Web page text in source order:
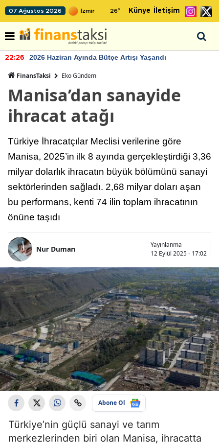
07 Ağustos 2026 26° Künye İletişim
22:26 2026 Haziran Ayında Bütçe Artışı Yaşandı
FinansTaksi Eko Gündem
Manisa’dan sanayide
ihracat atağı
Türkiye İhracatçılar Meclisi verilerine göre
Manisa, 2025’in ilk 8 ayında gerçekleştirdiği 3,36
milyar dolarlık ihracatın büyük bölümünü sanayi
sektörlerinden sağladı. 2,68 milyar doları aşan
bu performans, kenti 74 ilin toplam ihracatının
önüne taşıdı
Nur Duman
Yayınlanma
12 Eylül 2025 - 17:02
Abone Ol
Türkiye’nin güçlü sanayi ve tarım
merkezlerinden biri olan Manisa, ihracatta